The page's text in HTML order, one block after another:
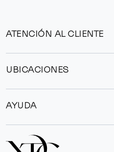
ATENCIÓN AL CLIENTE
UBICACIONES
AYUDA